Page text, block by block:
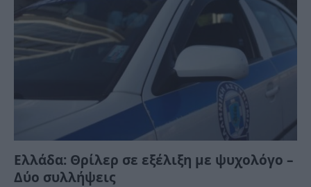
Ελλάδα: Θρίλερ σε εξέλιξη με ψυχολόγο –
Δύο συλλήψεις